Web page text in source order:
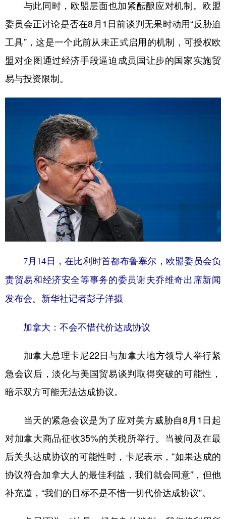
与此同时，欧盟层面也加紧酝酿应对机制。欧盟
委员会正讨论是否在8月1日前谈判无果时动用“反胁迫
工具”，这是一个此前从未正式启用的机制，可授权欧
盟对企图通过经济手段逼迫成员国让步的国家实施贸
易与投资限制。
7月14日，在比利时首都布鲁塞尔，欧盟委员会负
责贸易和经济安全等事务的委员谢夫乔维奇出席新闻
发布会。新华社记者彭子洋摄
加拿大：不会不惜代价达成协议
加拿大总理卡尼22日与加拿大地方领导人举行紧
急会议后，淡化与美国贸易谈判取得突破的可能性，
暗示双方可能无法达成协议。
当天的紧急会议是为了应对美方威胁自8月1日起
对加拿大商品征收35%的关税所举行。当被问及在最
后关头达成协议的可能性时，卡尼表示，“如果达成的
协议符合加拿大人的最佳利益，我们就会同意”，但他
补充道，“我们的目标不是不惜一切代价达成协议”。